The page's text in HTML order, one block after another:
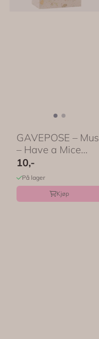
GAVEPOSE – Mus
– Have a Mice
Day – Maileg
10,-
På lager
Kjøp